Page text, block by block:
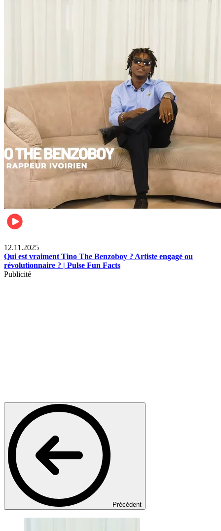
12.11.2025
Qui est vraiment Tino The Benzoboy ? Artiste engagé ou
révolutionnaire ? | Pulse Fun Facts
Publicité
Précédent